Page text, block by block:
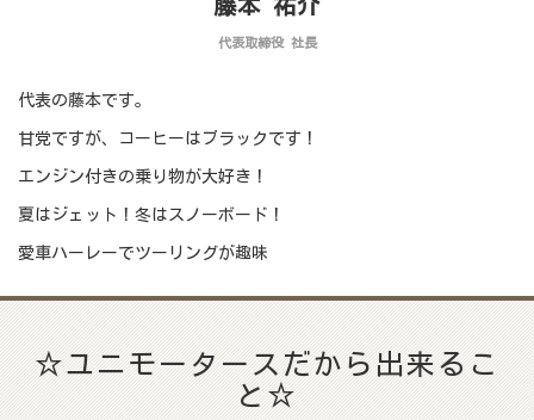
藤本 祐介
代表取締役 社長
代表の藤本です。
甘党ですが、コーヒーはブラックです！
エンジン付きの乗り物が大好き！
夏はジェット！冬はスノーボード！
愛車ハーレーでツーリングが趣味
☆ユニモータースだから出来るこ
と☆